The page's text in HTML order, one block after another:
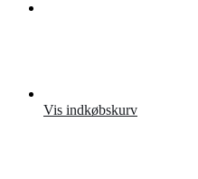
Vis indkøbskurv